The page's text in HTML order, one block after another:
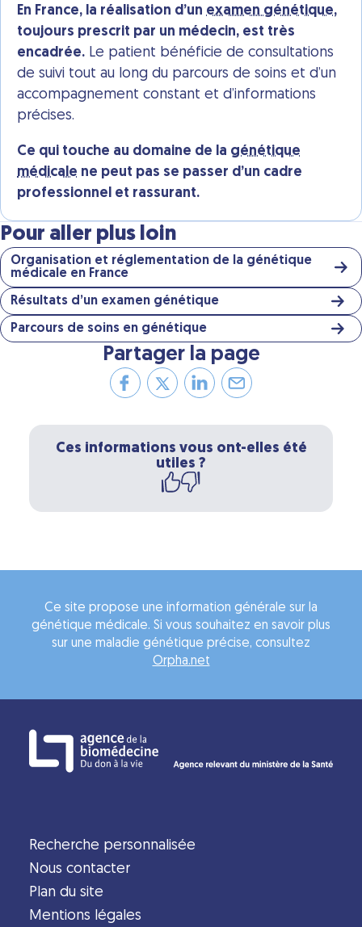
En France, la réalisation d’un examen génétique,
toujours prescrit par un médecin, est très
encadrée. Le patient bénéficie de consultations
de suivi tout au long du parcours de soins et d’un
accompagnement constant et d’informations
précises.
Ce qui touche au domaine de la génétique
médicale ne peut pas se passer d’un cadre
professionnel et rassurant.
Pour aller plus loin
Organisation et réglementation de la génétique
médicale en France
Résultats d’un examen génétique
Parcours de soins en génétique
Partager la page
Ces informations vous ont-elles été
utiles ?
Ce site propose une information générale sur la
génétique médicale. Si vous souhaitez en savoir plus
sur une maladie génétique précise, consultez
Orpha.net
Recherche personnalisée
Nous contacter
Plan du site
Mentions légales